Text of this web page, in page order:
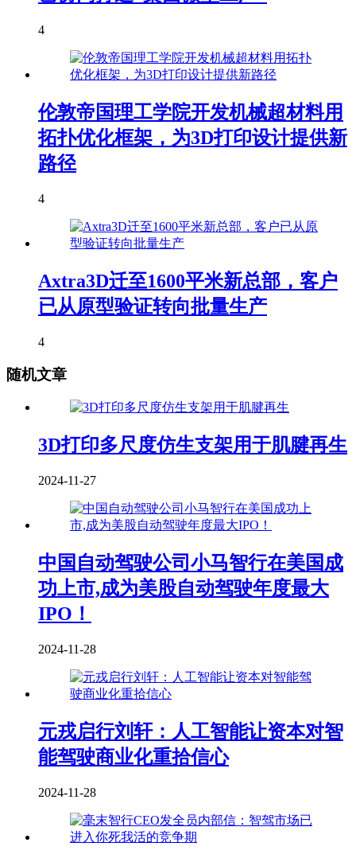
4
伦敦帝国理工学院开发机械超材料用
拓扑优化框架，为3D打印设计提供新
路径
4
Axtra3D迁至1600平米新总部，客户
已从原型验证转向批量生产
4
随机文章
3D打印多尺度仿生支架用于肌腱再生
2024-11-27
中国自动驾驶公司小马智行在美国成
功上市,成为美股自动驾驶年度最大
IPO！
2024-11-28
元戎启行刘轩：人工智能让资本对智
能驾驶商业化重拾信心
2024-11-28